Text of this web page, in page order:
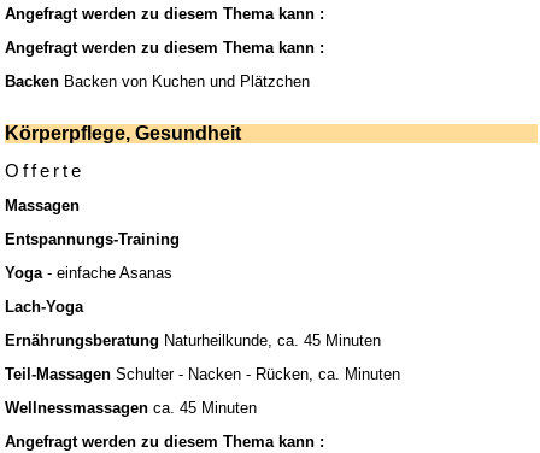
Angefragt werden zu diesem Thema kann :
Angefragt werden zu diesem Thema kann :
Backen Backen von Kuchen und Plätzchen
Körperpflege, Gesundheit
Offerte
Massagen
Entspannungs-Training
Yoga- einfache Asanas
Lach-Yoga
Ernährungsberatung Naturheilkunde, ca. 45 Minuten
Teil-Massagen Schulter - Nacken - Rücken, ca. Minuten
Wellnessmassagen ca. 45 Minuten
Angefragt werden zu diesem Thema kann :